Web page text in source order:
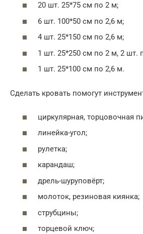
20 шт. 25*75 см по 2 м;
6 шт. 100*50 см по 2,6 м;
4 шт. 25*150 см по 2,6 м;
1 шт. 25*250 см по 2 м, 2 шт.
1 шт. 25*100 см по 2,6 м.
Сделать кровать помогут
циркулярная, торцовочная
линейка-угол;
рулетка;
карандаш;
дрель-шуруповёрт;
молоток, резиновая киянка;
струбцины;
торцевой ключ;